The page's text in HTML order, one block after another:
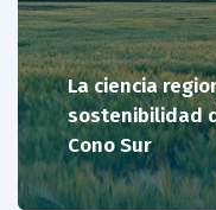
La ciencia
sostenibilidad
Cono Sur